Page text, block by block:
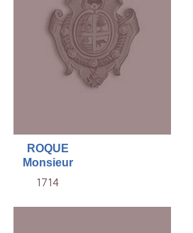
ROQUE
Monsieur
1714